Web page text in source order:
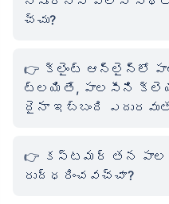
చ్చు?
క్లైంట్ ఆన్‌లైన్‌లో
ట్లయితే, పాలసీని
దైనా ఇబ్బంది
కస్టమర్ తన
రుద్ధరించవచ్చా?